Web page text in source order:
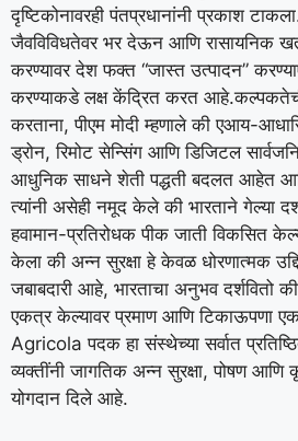
दृष्टिकोनावरही पंतप्रधानांनी प्रकाश
जैवविविधतेवर भर देऊन आणि रासायनिक
करण्यावर देश फक्त “जास्त उत्पादन”
करण्याकडे लक्ष केंद्रित करत आहे.
करताना, पीएम मोदी म्हणाले की एआय-
ड्रोन, रिमोट सेन्सिंग आणि डिजिटल
आधुनिक साधने शेती पद्धती बदलत आहेत
त्यांनी असेही नमूद केले की भारताने गेल्या
हवामान-प्रतिरोधक पीक जाती विकसित
केला की अन्न सुरक्षा हे केवळ धोरणात्मक
जबाबदारी आहे, भारताचा अनुभव दर्शवितो
एकत्र केल्यावर प्रमाण आणि टिकाऊपणा
Agricola पदक हा संस्थेच्या सर्वात
व्यक्तींनी जागतिक अन्न सुरक्षा, पोषण आणि
योगदान दिले आहे.